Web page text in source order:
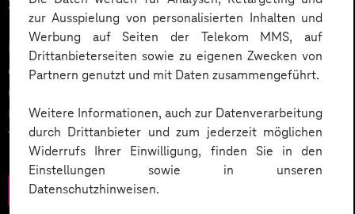
zur Ausspielung von personalisierten Inhalten und
Werbung auf Seiten der Telekom MMS, auf
Drittanbieterseiten sowie zu eigenen Zwecken von
Partnern genutzt und mit Daten zusammengeführt.
Weitere Informationen, auch zur Datenverarbeitung
durch Drittanbieter und zum jederzeit möglichen
Widerrufs Ihrer Einwilligung, finden Sie in den
Einstellungen sowie in unseren
Datenschutzhinweisen.
KI wird der nächste große Treiber in der Digitalisierung
des Kundenservices sein. Wie wird dies umgesetzt
und welche weiteren Smart Services setzen
Unternehmen ein? Werfen Sie einen Blick in unser
Trendbook.
Zum Download